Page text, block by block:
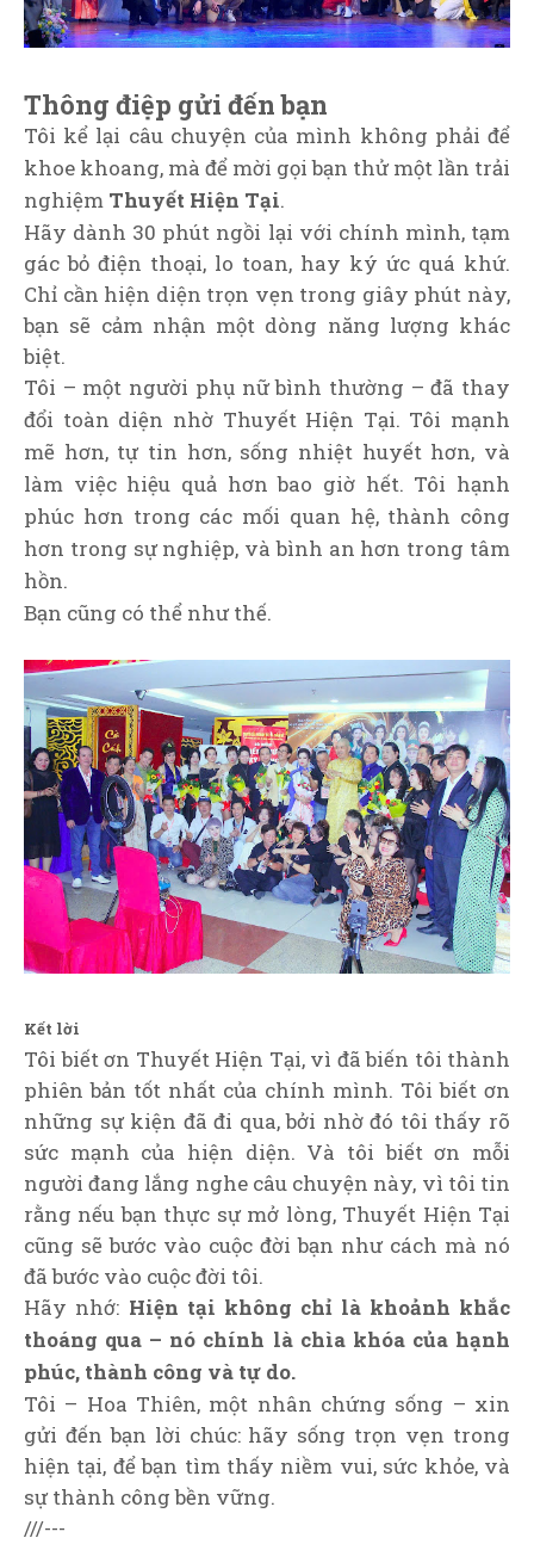
Thông điệp gửi đến bạn
Tôi kể lại câu chuyện của mình không phải để
khoe khoang, mà để mời gọi bạn thử một lần trải
nghiệm Thuyết Hiện Tại.
Hãy dành 30 phút ngồi lại với chính mình, tạm
gác bỏ điện thoại, lo toan, hay ký ức quá khứ.
Chỉ cần hiện diện trọn vẹn trong giây phút này,
bạn sẽ cảm nhận một dòng năng lượng khác
biệt.
Tôi – một người phụ nữ bình thường – đã thay
đổi toàn diện nhờ Thuyết Hiện Tại. Tôi mạnh
mẽ hơn, tự tin hơn, sống nhiệt huyết hơn, và
làm việc hiệu quả hơn bao giờ hết. Tôi hạnh
phúc hơn trong các mối quan hệ, thành công
hơn trong sự nghiệp, và bình an hơn trong tâm
hồn.
Bạn cũng có thể như thế.
Kết lời
Tôi biết ơn Thuyết Hiện Tại, vì đã biến tôi thành
phiên bản tốt nhất của chính mình. Tôi biết ơn
những sự kiện đã đi qua, bởi nhờ đó tôi thấy rõ
sức mạnh của hiện diện. Và tôi biết ơn mỗi
người đang lắng nghe câu chuyện này, vì tôi tin
rằng nếu bạn thực sự mở lòng, Thuyết Hiện Tại
cũng sẽ bước vào cuộc đời bạn như cách mà nó
đã bước vào cuộc đời tôi.
Hãy nhớ: Hiện tại không chỉ là khoảnh khắc
thoáng qua – nó chính là chìa khóa của hạnh
phúc, thành công và tự do.
Tôi – Hoa Thiên, một nhân chứng sống – xin
gửi đến bạn lời chúc: hãy sống trọn vẹn trong
hiện tại, để bạn tìm thấy niềm vui, sức khỏe, và
sự thành công bền vững.
///---